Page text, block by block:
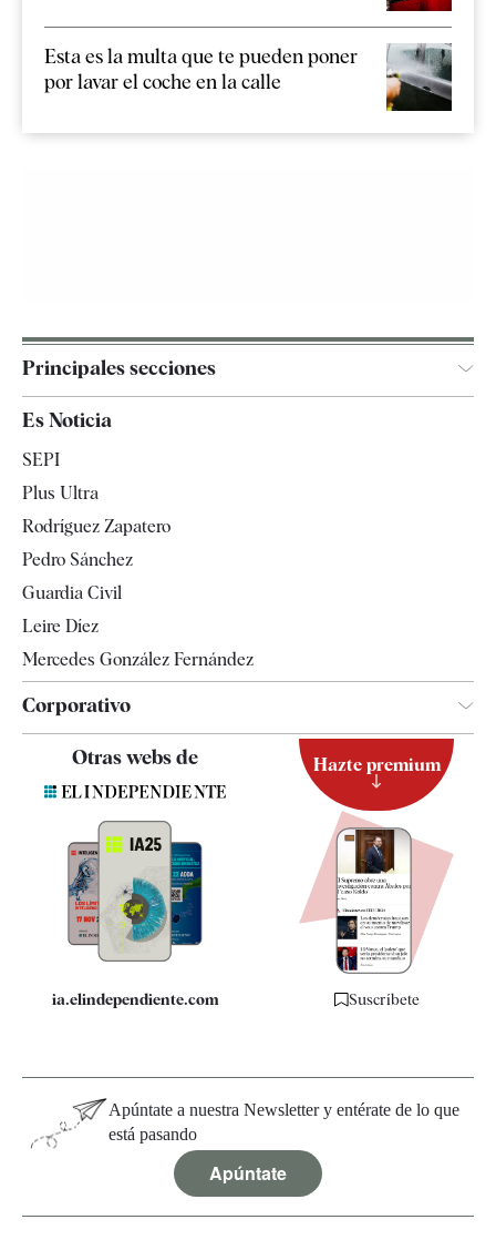
Esta es la multa que te pueden poner
por lavar el coche en la calle
Principales secciones
España
Televisión
Es Noticia
SEPI
Plus Ultra
Rodríguez Zapatero
Pedro Sánchez
Guardia Civil
Leire Díez
Mercedes González Fernández
Corporativo
Contacto
Quiénes somos
Especificaciones
Otras webs de
ia.elindependiente.com
Hazte premium
Suscríbete
Apúntate a nuestra Newsletter y entérate de lo que
está pasando
Apúntate